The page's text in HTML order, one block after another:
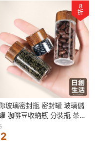
8
折
玻璃密封瓶 密封罐 玻璃儲
咖啡豆收納瓶 分裝瓶 茶葉
保存 空瓶 分裝罐 迷你瓶